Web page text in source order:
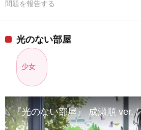
問題を報告する
光のない部屋
少女
『光のない部屋』 成瀬順 ver.